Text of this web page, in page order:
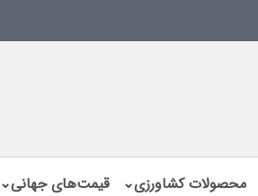
محصولات کشاورزی⌄ قیمت‌های جهانی⌄